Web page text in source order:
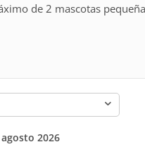
de 2 mascotas
agosto 2026